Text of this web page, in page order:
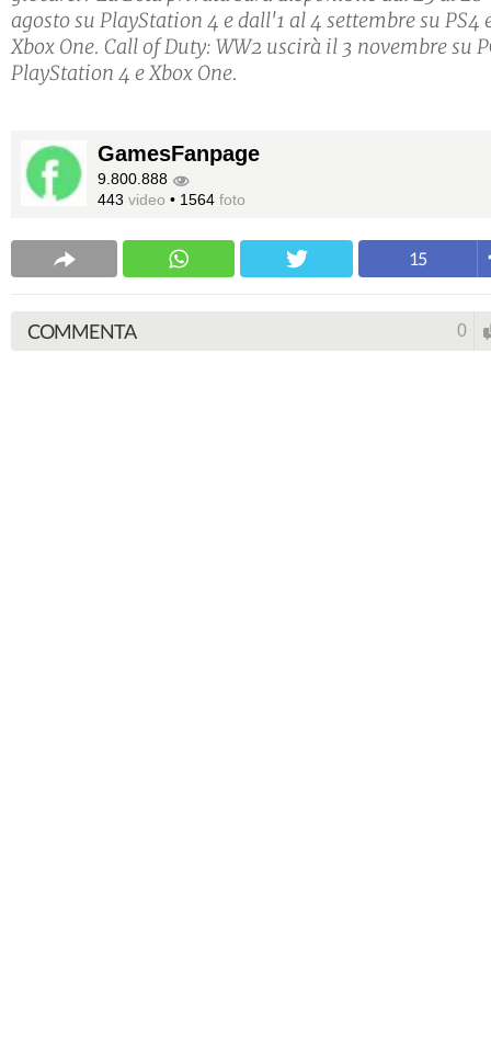
agosto su PlayStation 4 e dall'1 al 4 settembre su PS4
Xbox One. Call of Duty: WW2 uscirà il 3 novembre su
PlayStation 4 e Xbox One.
GamesFanpage
9.800.888
443 video • 1564 foto
15
COMMENTA 0